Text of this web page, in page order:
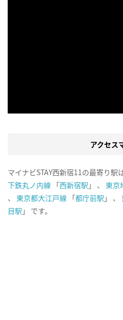
アクセス
マイナビSTAY西新宿11の最寄り駅
下鉄丸ノ内線 「西新宿駅 」 、 東京
、 東京都大江戸線 「都庁前駅 」 、
目駅 」 です。